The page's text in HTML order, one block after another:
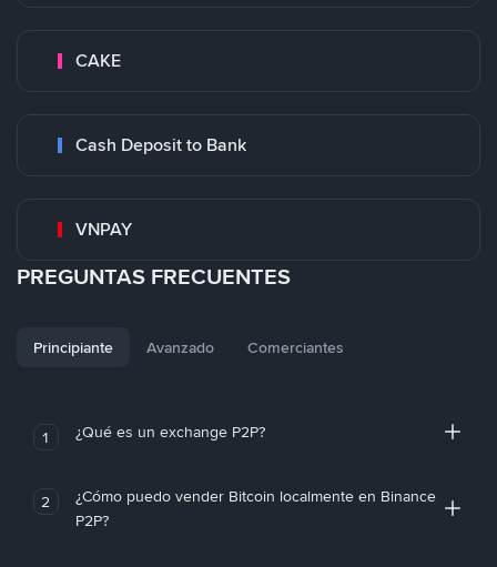
CAKE
Cash Deposit to Bank
VNPAY
PREGUNTAS FRECUENTES
Principiante Avanzado Comerciantes
1 ¿Qué es un exchange P2P?
2
¿Cómo puedo vender Bitcoin localmente en Binance
P2P?